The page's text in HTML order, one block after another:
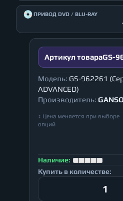
💿ПРИВОД DVD / BLU-RAY
Артикул товараGS-
Модель: GS-962261
ADVANCED)
Производитель:
↕ Цена меняется при выборе
опций
Наличие:
Купить в количестве: